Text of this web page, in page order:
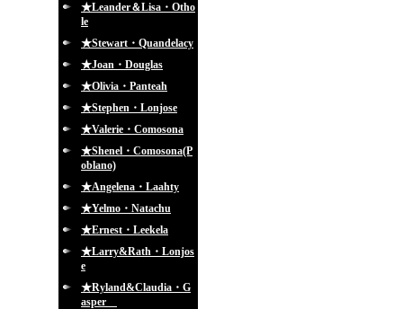
★Leander＆Lisa・Otho
le
★Stewart・Quandelacy
★Joan・Douglas
★Olivia・Panteah
★Stephen・Lonjose
★Valerie・Comosona
★Shenel・Comosona(P
oblano)
★Angelena・Laahty
★Yelmo・Natachu
★Ernest・Leekela
★Larry&Rath・Lonjos
e
★Ryland&Claudia・G
asper